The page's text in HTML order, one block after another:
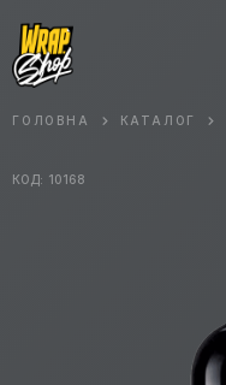
ГОЛОВНА КАТАЛОГ
КОД: 10168